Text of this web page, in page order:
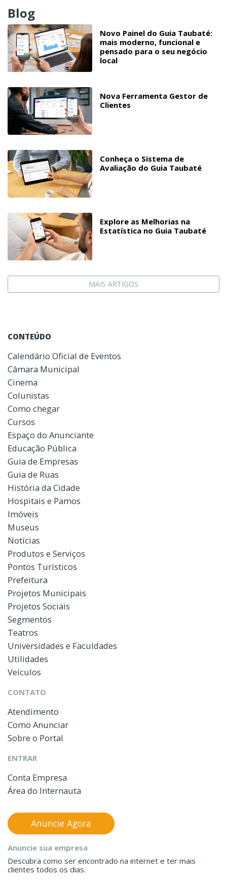
Blog
Novo Painel do Guia Taubaté:
mais moderno, funcional e
pensado para o seu negócio
local
Nova Ferramenta Gestor de
Clientes
Conheça o Sistema de
Avaliação do Guia Taubaté
Explore as Melhorias na
Estatística no Guia Taubaté
MAIS ARTIGOS
CONTEÚDO
Calendário Oficial de Eventos
Câmara Municipal
Cinema
Colunistas
Como chegar
Cursos
Espaço do Anunciante
Educação Pública
Guia de Empresas
Guia de Ruas
História da Cidade
Hospitais e Pamos
Imóveis
Museus
Notícias
Produtos e Serviços
Pontos Turísticos
Prefeitura
Projetos Municipais
Projetos Sociais
Segmentos
Teatros
Universidades e Faculdades
Utilidades
Veículos
CONTATO
Atendimento
Como Anunciar
Sobre o Portal
ENTRAR
Conta Empresa
Área do Internauta
Anuncie sua empresa
Descubra como ser encontrado na internet e ter mais
clientes todos os dias.
Anuncie Agora